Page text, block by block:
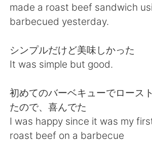
English 简体中文
繁體中文 Español
Deutsch
한국어 Русский
made a roast beef sandwich
barbecued yesterday.
シンプルだけど美味しかった
It was simple but good.
初めてのバーベキューでロース
たので、喜んでた
I was happy since it was my
roast beef on a barbecue